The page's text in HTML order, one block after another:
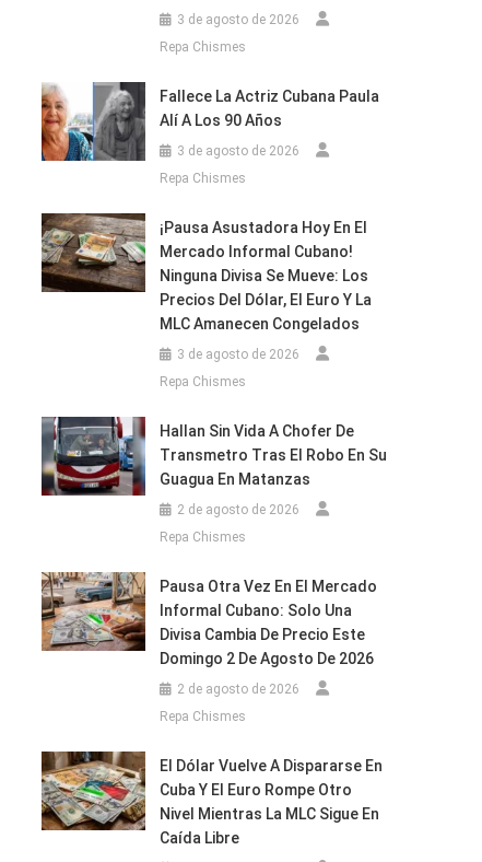
3 de agosto de 2026
Repa Chismes
Fallece La Actriz Cubana Paula
Alí A Los 90 Años
3 de agosto de 2026
Repa Chismes
¡Pausa Asustadora Hoy En El
Mercado Informal Cubano!
Ninguna Divisa Se Mueve: Los
Precios Del Dólar, El Euro Y La
MLC Amanecen Congelados
3 de agosto de 2026
Repa Chismes
Hallan Sin Vida A Chofer De
Transmetro Tras El Robo En Su
Guagua En Matanzas
2 de agosto de 2026
Repa Chismes
Pausa Otra Vez En El Mercado
Informal Cubano: Solo Una
Divisa Cambia De Precio Este
Domingo 2 De Agosto De 2026
2 de agosto de 2026
Repa Chismes
El Dólar Vuelve A Dispararse En
Cuba Y El Euro Rompe Otro
Nivel Mientras La MLC Sigue En
Caída Libre